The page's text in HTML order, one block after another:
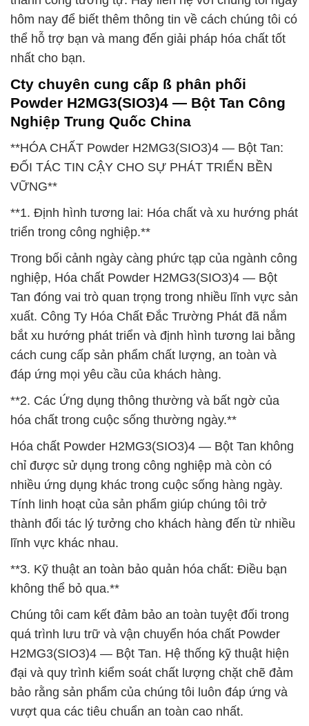
hôm nay để biết thêm thông tin về cách chúng tôi có
thể hỗ trợ bạn và mang đến giải pháp hóa chất tốt
nhất cho bạn.
Cty chuyên cung cấp ß phân phối
Powder H2MG3(SIO3)4 — Bột Tan Công
Nghiệp Trung Quốc China
**HÓA CHẤT Powder H2MG3(SIO3)4 — Bột Tan:
ĐỐI TÁC TIN CẬY CHO SỰ PHÁT TRIỂN BỀN
VỮNG**
**1. Định hình tương lai: Hóa chất và xu hướng phát
triển trong công nghiệp.**
Trong bối cảnh ngày càng phức tạp của ngành công
nghiệp, Hóa chất Powder H2MG3(SIO3)4 — Bột
Tan đóng vai trò quan trọng trong nhiều lĩnh vực sản
xuất. Công Ty Hóa Chất Đắc Trường Phát đã nắm
bắt xu hướng phát triển và định hình tương lai bằng
cách cung cấp sản phẩm chất lượng, an toàn và
đáp ứng mọi yêu cầu của khách hàng.
**2. Các Ứng dụng thông thường và bất ngờ của
hóa chất trong cuộc sống thường ngày.**
Hóa chất Powder H2MG3(SIO3)4 — Bột Tan không
chỉ được sử dụng trong công nghiệp mà còn có
nhiều ứng dụng khác trong cuộc sống hàng ngày.
Tính linh hoạt của sản phẩm giúp chúng tôi trở
thành đối tác lý tưởng cho khách hàng đến từ nhiều
lĩnh vực khác nhau.
**3. Kỹ thuật an toàn bảo quản hóa chất: Điều bạn
không thể bỏ qua.**
Chúng tôi cam kết đảm bảo an toàn tuyệt đối trong
quá trình lưu trữ và vận chuyển hóa chất Powder
H2MG3(SIO3)4 — Bột Tan. Hệ thống kỹ thuật hiện
đại và quy trình kiểm soát chất lượng chặt chẽ đảm
bảo rằng sản phẩm của chúng tôi luôn đáp ứng và
vượt qua các tiêu chuẩn an toàn cao nhất.